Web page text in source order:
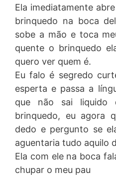
Ela imediatamente
brinquedo na boca
sobe a mão e toca
quente o brinquedo
quero ver quem é.
Eu falo é segredo
esperta e passa a
que não sai liquido
brinquedo, eu agora
dedo e pergunto se
aguentaria tudo aquilo
Ela com ele na boca
chupar o meu pau